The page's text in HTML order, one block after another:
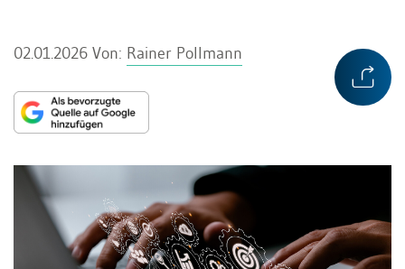
02.01.2026 Von: Rainer Pollmann